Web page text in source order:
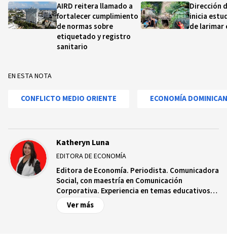
AIRD reitera llamado a
fortalecer cumplimiento
de normas sobre
etiquetado y registro
sanitario
Dirección
inicia
de larimar
EN ESTA NOTA
CONFLICTO MEDIO ORIENTE ECONOMÍA
Katheryn Luna
EDITORA DE ECONOMÍA
Editora de Economía. Periodista. Comunicadora
Social, con maestría en Comunicación
Corporativa. Experiencia en temas educativos,
salud, turismo, tránsito, transporte, gestión de
desechos, agua y economía. Premios AIRD,
Ver más